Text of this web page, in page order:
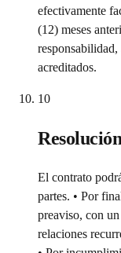
efectivamente
(12) meses
acreditados.
10
El contrato
partes. • Por
preaviso, con
relaciones